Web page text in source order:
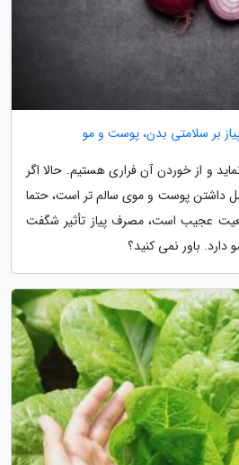
و از خوردن آن فراری هستیم. حالا اگر
داشتن پوست و موی سالم تر است، حتما
عجیب است، مصرف پیاز تأثیر شگفت
باور نمی کنید؟